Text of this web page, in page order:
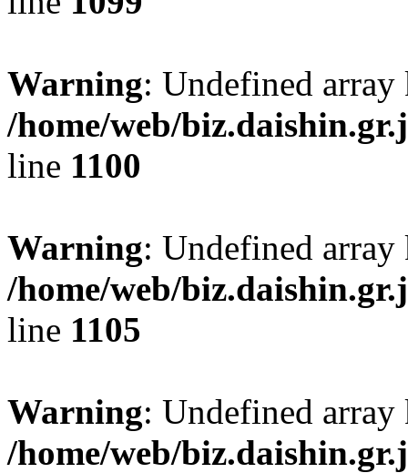
Warning: Undefined
/home/web/
line 1100
Warning: Undefined
/home/web/
line 1105
Warning: Undefined
/home/web/